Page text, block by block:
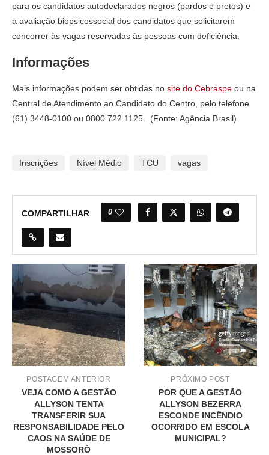
para os candidatos autodeclarados negros (pardos e pretos) e
a avaliação biopsicossocial dos candidatos que solicitarem
concorrer às vagas reservadas às pessoas com deficiência.
Informações
Mais informações podem ser obtidas no site do Cebraspe ou na
Central de Atendimento ao Candidato do Centro, pelo telefone
(61) 3448-0100 ou 0800 722 1125. (Fonte: Agência Brasil)
Inscrições Nível Médio TCU vagas
COMPARTILHAR 0
POSTAGEM ANTERIOR
VEJA COMO A GESTÃO
ALLYSON TENTA
TRANSFERIR SUA
RESPONSABILIDADE PELO
CAOS NA SAÚDE DE
MOSSORÓ
PRÓXIMO POST
POR QUE A GESTÃO
ALLYSON BEZERRA
ESCONDE INCÊNDIO
OCORRIDO EM ESCOLA
MUNICIPAL?